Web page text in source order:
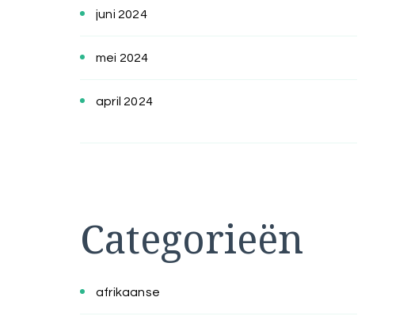
juni 2024
mei 2024
april 2024
Categorieën
afrikaanse